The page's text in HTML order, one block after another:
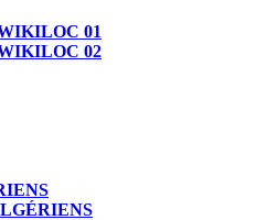
01
02